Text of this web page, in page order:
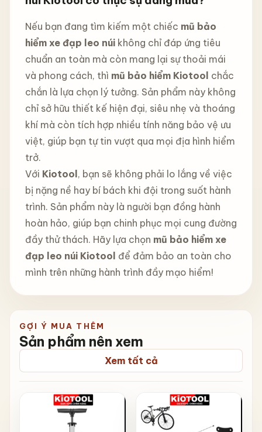
Nếu bạn đang tìm kiếm một chiếc mũ bảo
hiểm xe đạp leo núikhông chỉ đáp ứng tiêu
chuẩn an toàn mà còn mang lại sự thoải mái
và phong cách, thì mũ bảo hiểm Kiotool chắc
chắn là lựa chọn lý tưởng. Sản phẩm này không
chỉ sở hữu thiết kế hiện đại, siêu nhẹ và thoáng
khí mà còn tích hợp nhiều tính năng bảo vệ ưu
việt, giúp bạn tự tin vượt qua mọi địa hình hiểm
trở.
Với Kiotool, bạn sẽ không phải lo lắng về việc
bị nặng nề hay bí bách khi đội trong suốt hành
trình. Sản phẩm này là người bạn đồng hành
hoàn hảo, giúp bạn chinh phục mọi cung đường
đầy thử thách. Hãy lựa chọn mũ bảo hiểm xe
đạp leo núi Kiotool để đảm bảo an toàn cho
mình trên những hành trình đầy mạo hiểm!
GỢI Ý MUA THÊM
Sản phẩm nên xem
Xem tất cả